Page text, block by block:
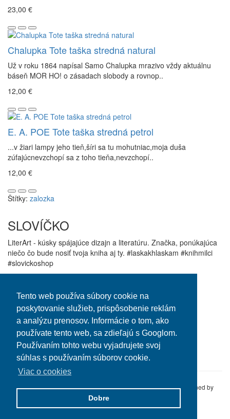
Tento web používa súbory cookie na
poskytovanie služieb, prispôsobenie reklám
a analýzu prenosov. Informácie o tom, ako
používate tento web, sa zdieľajú s Googlom.
Používaním tohto webu vyjadrujete svoj
súhlas s používaním súborov cookie.
Viac o cookies
Dobre
23,00 €
Chalupka Tote taška stredná natural
Už v roku 1864 napísal Samo Chalupka mrazivo vždy aktuálnu
báseň MOR HO! o zásadach slobody a rovnop..
12,00 €
E. A. POE Tote taška stredná petrol
...v žiari lampy jeho tieň,šíri sa tu mohutniac,moja duša
zúfajúcnevzchopí sa z toho tieňa,nevzchopí..
12,00 €
Štítky: zalozka
SLOVÍČKO
LiterArt - kúsky spájajúce dizajn a literatúru. Značka, ponúkajúca
niečo čo bude nosiť tvoja kniha aj ty. #laskakhlaskam #knihmilci
#slovickoshop
O Slovíčku
Obchodné podmienky
Kontaktujte nás
Reklamácie
Môj účet
Môj účet
História objednávok
Slovíčko E-shop © 2016 Altline s.r.o. All Rights Reserved. Designed by
TYPOSOFIA